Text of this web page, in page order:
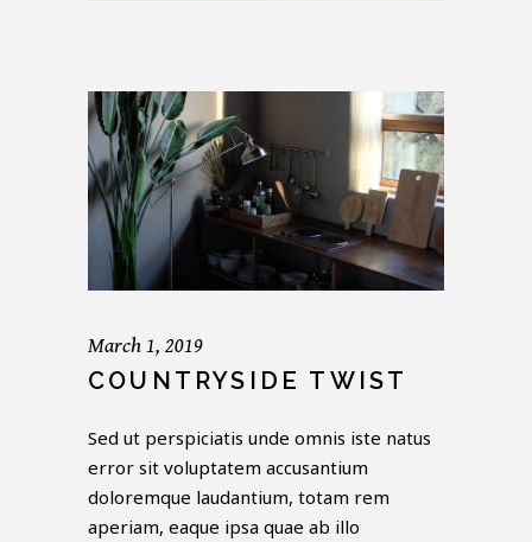
March 1, 2019
COUNTRYSIDE TWIST
Sed ut perspiciatis unde omnis iste natus
error sit voluptatem accusantium
doloremque laudantium, totam rem
aperiam, eaque ipsa quae ab illo